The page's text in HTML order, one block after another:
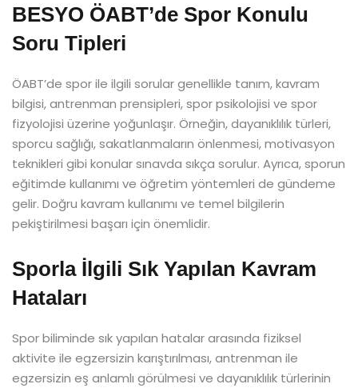
BESYO ÖABT’de Spor Konulu
Soru Tipleri
ÖABT’de spor ile ilgili sorular genellikle tanım, kavram
bilgisi, antrenman prensipleri, spor psikolojisi ve spor
fizyolojisi üzerine yoğunlaşır. Örneğin, dayanıklılık türleri,
sporcu sağlığı, sakatlanmaların önlenmesi, motivasyon
teknikleri gibi konular sınavda sıkça sorulur. Ayrıca, sporun
eğitimde kullanımı ve öğretim yöntemleri de gündeme
gelir. Doğru kavram kullanımı ve temel bilgilerin
pekiştirilmesi başarı için önemlidir.
Sporla İlgili Sık Yapılan Kavram
Hataları
Spor biliminde sık yapılan hatalar arasında fiziksel
aktivite ile egzersizin karıştırılması, antrenman ile
egzersizin eş anlamlı görülmesi ve dayanıklılık türlerinin